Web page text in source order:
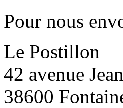
Pour nous
Le Postillon
42 avenue
38600